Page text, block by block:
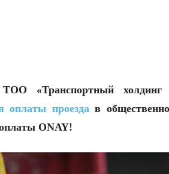
«Транспортный
оплаты проездав
ONAY!